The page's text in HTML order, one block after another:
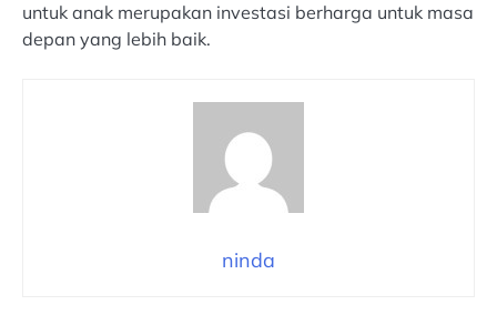
untuk anak merupakan investasi berharga untuk masa
depan yang lebih baik.
ninda